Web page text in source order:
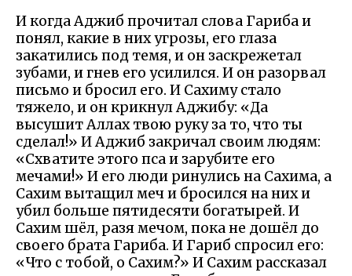
И когда Аджиб прочитал слова Гариба и
понял, какие в них угрозы, его глаза
закатились под темя, и он заскрежетал
зубами, и гнев его усилился. И он разорвал
письмо и бросил его. И Сахиму стало
тяжело, и он крикнул Аджибу: «Да
высушит Аллах твою руку за то, что ты
сделал!» И Аджиб закричал своим людям:
«Схватите этого пса и зарубите его
мечами!» И его люди ринулись на Сахима, а
Сахим вытащил меч и бросился на них и
убил больше пятидесяти богатырей. И
Сахим шёл, разя мечом, пока не дошёл до
своего брата Гариба. И Гариб спросил его:
«Что с тобой, о Сахим?» И Сахим рассказал